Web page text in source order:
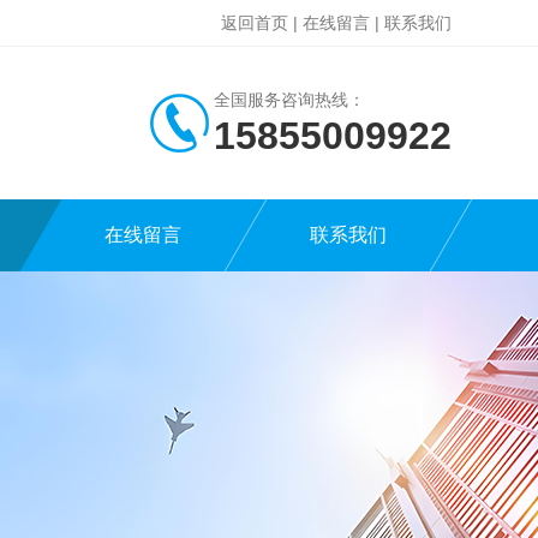
返回首页 | 在线留言 | 联系我们
全国服务咨询热线：
15855009922
在线留言 联系我们